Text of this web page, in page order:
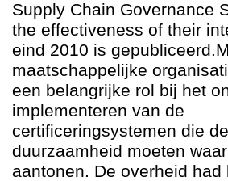
Supply Chain Governance
the effectiveness of their
eind 2010 is
maatschappelijke
een belangrijke rol bij het
implementeren van de
certificeringsystemen die
duurzaamheid moeten
aantonen. De overheid had